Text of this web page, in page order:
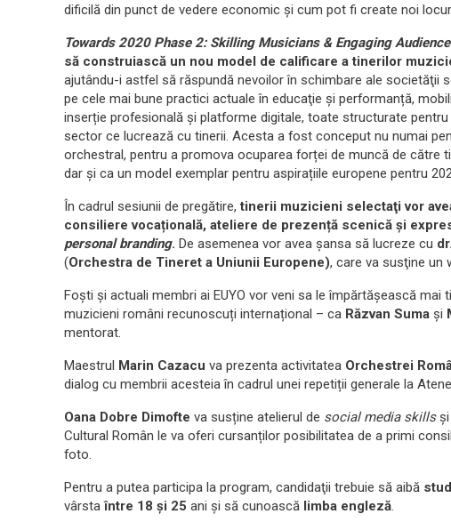
dificilă din punct de vedere economic şi cum pot fi create noi
Towards 2020 Phase 2: Skilling Musicians & Engaging
să construiască un nou model de calificare a tinerilor
ajutându-i astfel să răspundă nevoilor în schimbare ale societăţii
pe cele mai bune practici actuale în educaţie şi performanță,
inserție profesională și platforme digitale, toate structurate
sector ce lucrează cu tinerii. Acesta a fost conceput nu numai
orchestral, pentru a promova ocuparea forței de muncă de către
dar și ca un model exemplar pentru aspirațiile europene pentru
În cadrul sesiunii de pregătire,tinerii muzicieni selectaţi vor
consiliere vocațională, ateliere de prezență scenică și
personal branding. De asemenea vor avea șansa să lucreze cu
(Orchestra de Tineret a Uniunii Europene), care va susţine un
Foști și actuali membri ai EUYO vor veni sa le împărtășească mai
muzicieni români recunoscuți internațional – ca Răzvan Suma și
mentorat.
Maestrul Marin Cazacu va prezenta activitatea Orchestrei
dialog cu membrii acesteia în cadrul unei repetiții generale la
Oana Dobre Dimofte va susține atelierul de social media skills și
Cultural Român le va oferi cursanților posibilitatea de a primi
foto.
Pentru a putea participa la program, candidaţii trebuie să aibă
vârstaîntre 18 şi 25 ani şi să cunoască limba engleză